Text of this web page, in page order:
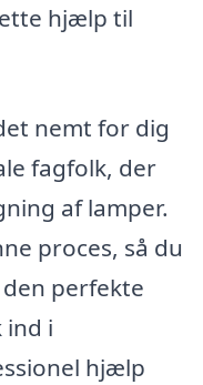
hjælp til
nemt for dig
fagfolk, der
af lamper.
proces, så du
perfekte
ind i
hjælp